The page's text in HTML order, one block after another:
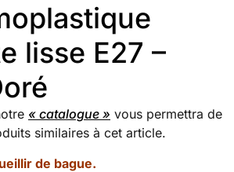
lisse E27 –
« catalogue » vous permettra de
similaires à cet article.
de bague.